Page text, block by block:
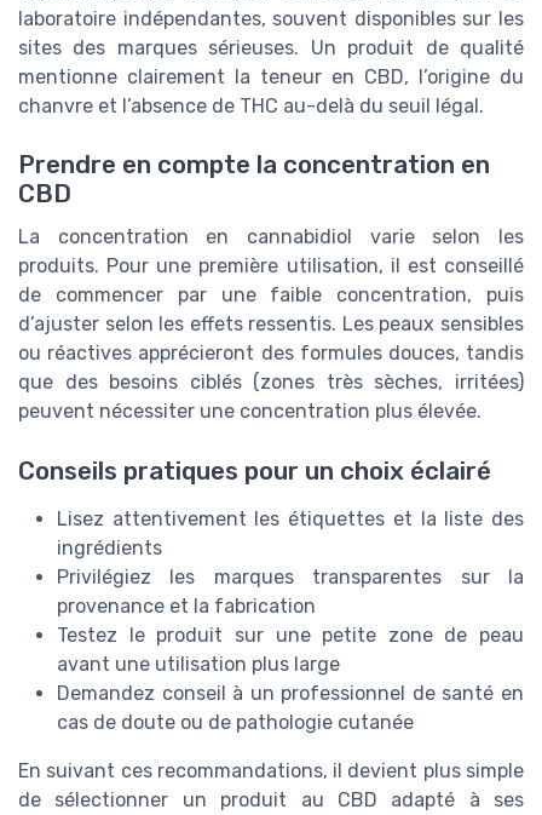
laboratoire indépendantes, souvent disponibles sur les
sites des marques sérieuses. Un produit de qualité
mentionne clairement la teneur en CBD, l’origine du
chanvre et l’absence de THC au-delà du seuil légal.
Prendre en compte la concentration en
CBD
La concentration en cannabidiol varie selon les
produits. Pour une première utilisation, il est conseillé
de commencer par une faible concentration, puis
d’ajuster selon les effets ressentis. Les peaux sensibles
ou réactives apprécieront des formules douces, tandis
que des besoins ciblés (zones très sèches, irritées)
peuvent nécessiter une concentration plus élevée.
Conseils pratiques pour un choix éclairé
Lisez attentivement les étiquettes et la liste des
ingrédients
Privilégiez les marques transparentes sur la
provenance et la fabrication
Testez le produit sur une petite zone de peau
avant une utilisation plus large
Demandez conseil à un professionnel de santé en
cas de doute ou de pathologie cutanée
En suivant ces recommandations, il devient plus simple
de sélectionner un produit au CBD adapté à ses